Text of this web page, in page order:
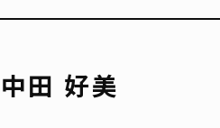
中田 好美